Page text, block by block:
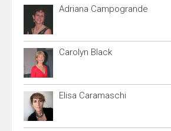
Adriana Campogrande
Carolyn Black
Elisa Caramaschi